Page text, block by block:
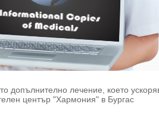
допълнително лечение, което
център "Хармония" в Бургас